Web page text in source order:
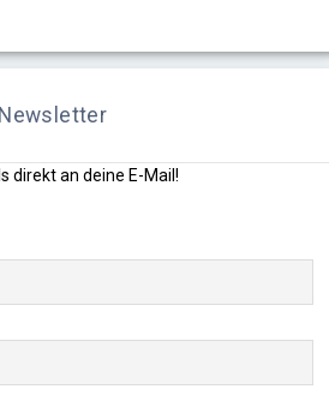
direkt an deine E-Mail!